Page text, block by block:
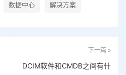
数据中心 解决方案
下一篇 »
DCIM软件和CMDB之间有什